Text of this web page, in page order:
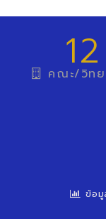
12
คณะ/วิท
ข้อ